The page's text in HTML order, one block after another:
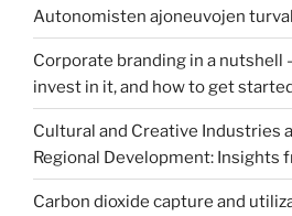
Autonomisten ajoneuvojen
Corporate branding in a nutshell
invest in it, and how to get
Cultural and Creative Industries
Regional Development: Insights
Carbon dioxide capture and